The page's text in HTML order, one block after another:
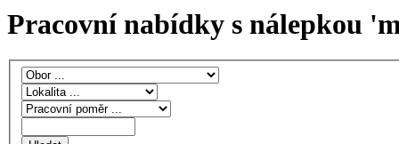
Pracovní nabídky s nálepkou '